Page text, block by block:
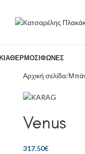
ΘΕΡΜΟΣΊΦΩΝΕΣ
Αρχική σελίδα
Venus
317.50€